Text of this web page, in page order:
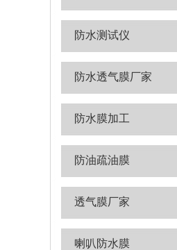
防水测试仪
防水透气膜厂家
防水膜加工
防油疏油膜
透气膜厂家
喇叭防水膜